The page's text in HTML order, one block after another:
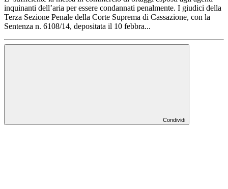
inquinanti dell’aria per essere condannati penalmente. I giudici della
Terza Sezione Penale della Corte Suprema di Cassazione, con la
Sentenza n. 6108/14, depositata il 10 febbra...
Condividi